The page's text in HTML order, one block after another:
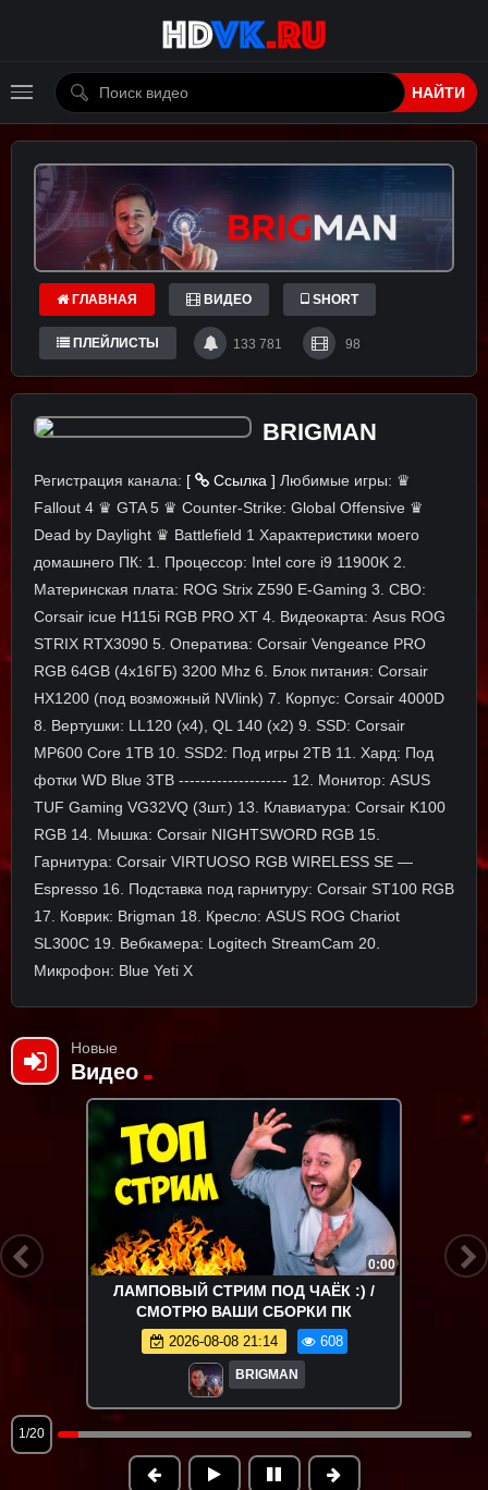
НАЙТИ
ГЛАВНАЯ ВИДЕО SHORT
ПЛЕЙЛИСТЫ 133 781 98
BRIGMAN
Регистрация канала: [ Ссылка ] Любимые игры: ♛
Fallout 4 ♛ GTA 5 ♛ Counter-Strike: Global Offensive ♛
Dead by Daylight ♛ Battlefield 1 Характеристики моего
домашнего ПК: 1. Процессор: Intel core i9 11900K 2.
Материнская плата: ROG Strix Z590 E-Gaming 3. СВО:
Corsair icue H115i RGB PRO XT 4. Видеокарта: Asus ROG
STRIX RTX3090 5. Оператива: Corsair Vengeance PRO
RGB 64GB (4х16ГБ) 3200 Mhz 6. Блок питания: Corsair
HX1200 (под возможный NVlink) 7. Корпус: Corsair 4000D
8. Вертушки: LL120 (x4), QL 140 (x2) 9. SSD: Corsair
MP600 Core 1TB 10. SSD2: Под игры 2TB 11. Хард: Под
фотки WD Blue 3TB -------------------- 12. Монитор: ASUS
TUF Gaming VG32VQ (3шт.) 13. Клавиатура: Corsair K100
RGB 14. Мышка: Corsair NIGHTSWORD RGB 15.
Гарнитура: Corsair VIRTUOSO RGB WIRELESS SE —
Espresso 16. Подставка под гарнитуру: Corsair ST100 RGB
17. Коврик: Brigman 18. Кресло: ASUS ROG Chariot
SL300C 19. Вебкамера: Logitech StreamCam 20.
Микрофон: Blue Yeti X
Новые
Видео
0:00
ЛАМПОВЫЙ СТРИМ ПОД ЧАЁК :) /
СМОТРЮ ВАШИ СБОРКИ ПК
2026-08-08 21:14 608
BRIGMAN
1/20